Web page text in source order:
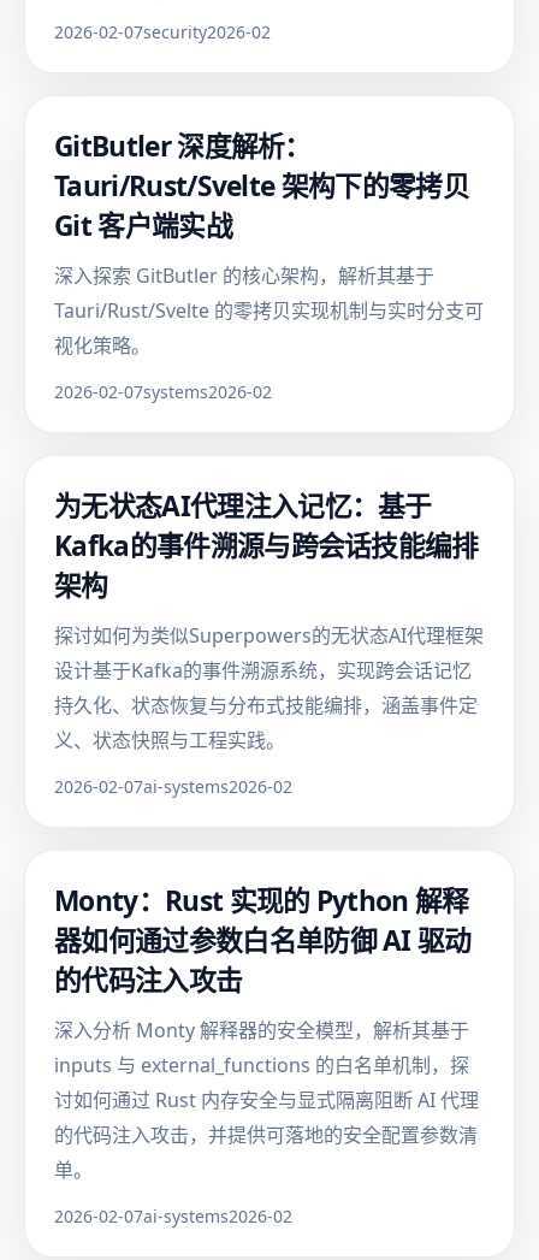
2026-02-07security2026-02
GitButler 深度解析：
Tauri/Rust/Svelte 架构下的零拷贝
Git 客户端实战
深入探索 GitButler 的核心架构，解析其基于
Tauri/Rust/Svelte 的零拷贝实现机制与实时分支可
视化策略。
2026-02-07systems2026-02
为无状态AI代理注入记忆：基于
Kafka的事件溯源与跨会话技能编排
架构
探讨如何为类似Superpowers的无状态AI代理框架
设计基于Kafka的事件溯源系统，实现跨会话记忆
持久化、状态恢复与分布式技能编排，涵盖事件定
义、状态快照与工程实践。
2026-02-07ai-systems2026-02
Monty：Rust 实现的 Python 解释
器如何通过参数白名单防御 AI 驱动
的代码注入攻击
深入分析 Monty 解释器的安全模型，解析其基于
inputs 与 external_functions 的白名单机制，探
讨如何通过 Rust 内存安全与显式隔离阻断 AI 代理
的代码注入攻击，并提供可落地的安全配置参数清
单。
2026-02-07ai-systems2026-02